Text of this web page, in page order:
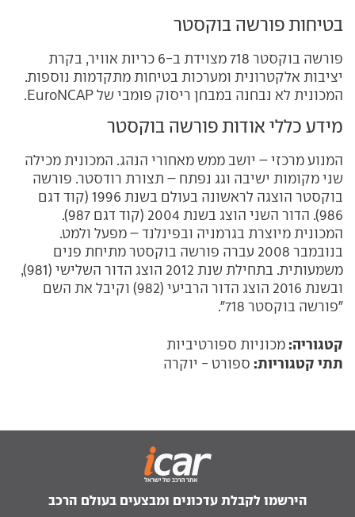
בטיחות פורשה בוקסטר
פורשה בוקסטר 718 מצוידת ב-6 כריות אוויר, בקרת
יציבות אלקטרונית ומערכות בטיחות מתקדמות נוספות.
המכונית לא נבחנה במבחן ריסוק פומבי של EuroNCAP.
מידע כללי אודות פורשה בוקסטר
המנוע מרכזי – יושב ממש מאחורי הנהג. המכונית מכילה
שני מקומות ישיבה וגג נפתח – תצורת רודסטר. פורשה
בוקסטר הוצגה לראשונה בעולם בשנת 1996 (קוד דגם
986). הדור השני הוצג בשנת 2004 (קוד דגם 987).
המכונית מיוצרת בגרמניה ובפינלנד – מפעל ולמט.
בנובמבר 2008 עברה פורשה בוקסטר מתיחת פנים
משמעותית. בתחילת שנת 2012 הוצג הדור השלישי (981),
ובשנת 2016 הוצג הדור הרביעי (982) וקיבל את השם
"פורשה בוקסטר 718".
קטגוריה: מכוניות ספורטיביות
תתי קטגוריות: ספורט - יוקרה
הירשמו לקבלת עדכונים ומבצעים בעולם הרכב